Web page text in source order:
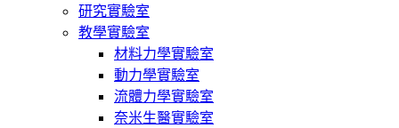
研究實驗室
教學實驗室
材料力學實驗室
動力學實驗室
流體力學實驗室
奈米生醫實驗室